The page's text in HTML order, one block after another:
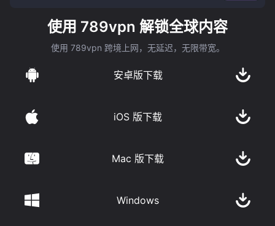
使用 789vpn 解锁全球内容
使用 789vpn 跨境上网，无延迟，无限带宽。
安卓版下载
iOS 版下载
Mac 版下载
Windows